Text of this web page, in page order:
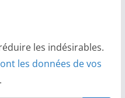
les indésirables.
les données de vos
.